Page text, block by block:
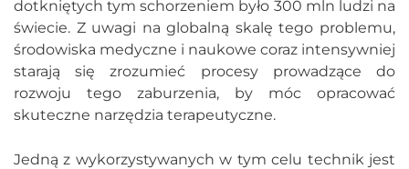
dotkniętych tym schorzeniem było 300 mln ludzi na
świecie. Z uwagi na globalną skalę tego problemu,
środowiska medyczne i naukowe coraz intensywniej
starają się zrozumieć procesy prowadzące do
rozwoju tego zaburzenia, by móc opracować
skuteczne narzędzia terapeutyczne.
Jedną z wykorzystywanych w tym celu technik jest